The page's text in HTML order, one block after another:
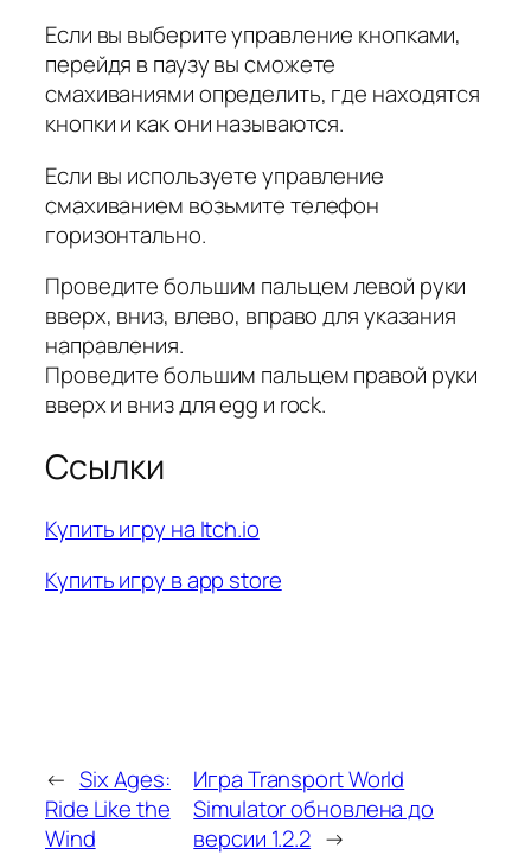
Если вы выберите управление кнопками,
перейдя в паузу вы сможете
смахиваниями определить, где находятся
кнопки и как они называются.
Если вы используете управление
смахиванием возьмите телефон
горизонтально.
Проведите большим пальцем левой руки
вверх, вниз, влево, вправо для указания
направления.
Проведите большим пальцем правой руки
вверх и вниз для egg и rock.
Ссылки
Купить игру на Itch.io
Купить игру в app store
← Six Ages:
Ride Like the
Wind
Игра Transport World
Simulator обновлена до
версии 1.2.2 →